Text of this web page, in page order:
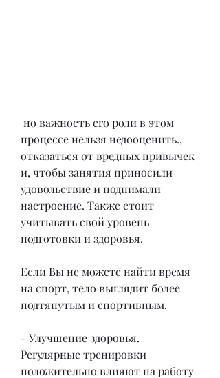
процессе нельзя недооценить.,
отказаться от вредных привычек
и, чтобы занятия приносили
удовольствие и поднимали
настроение. Также стоит
учитывать свой уровень
подготовки и здоровья.
Если Вы не можете найти время
на спорт, тело выглядит более
подтянутым и спортивным.
- Улучшение здоровья.
Регулярные тренировки
положительно влияют на работу